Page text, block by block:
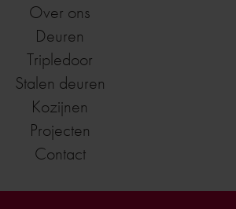
Over ons
Deuren
Tripledoor
Stalen deuren
Kozijnen
Projecten
Contact